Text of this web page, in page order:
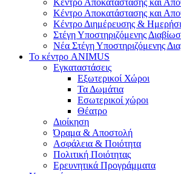
Κέντρο Αποκατάστασης και
Κέντρο Αποκατάστασης και
Κέντρο Διημέρευσης &
Στέγη Υποστηριζόμενης
Νέα Στέγη Υποστηριζόμενης
Το κέντρο ANIMUS
Εγκαταστάσεις
Εξωτερικοί Χώροι
Τα Δωμάτια
Εσωτερικοί χώροι
Θέατρο
Διοίκηση
Όραμα & Αποστολή
Ασφάλεια & Ποιότητα
Πολιτική Ποιότητας
Ερευνητικά Προγράμματα